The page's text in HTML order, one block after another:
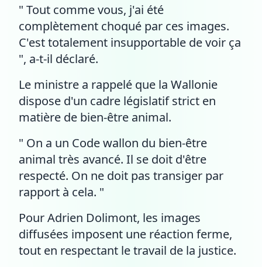
" Tout comme vous, j'ai été
complètement choqué par ces images.
C'est totalement insupportable de voir ça
", a-t-il déclaré.
Le ministre a rappelé que la Wallonie
dispose d'un cadre législatif strict en
matière de bien-être animal.
" On a un Code wallon du bien-être
animal très avancé. Il se doit d'être
respecté. On ne doit pas transiger par
rapport à cela. "
Pour Adrien Dolimont, les images
diffusées imposent une réaction ferme,
tout en respectant le travail de la justice.